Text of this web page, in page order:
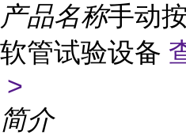
产品名称手动
软管试验设备
>
简介